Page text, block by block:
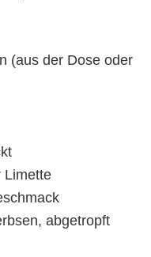
(aus der Dose oder
Limette
abgetropft